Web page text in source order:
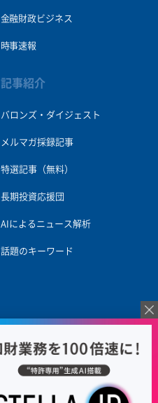
金融財政ビジネス
時事速報
記事紹介
バロンズ・ダイジェスト
メルマガ採録記事
特選記事（無料）
長期投資応援団
AIによるニュース解析
話題のキーワード